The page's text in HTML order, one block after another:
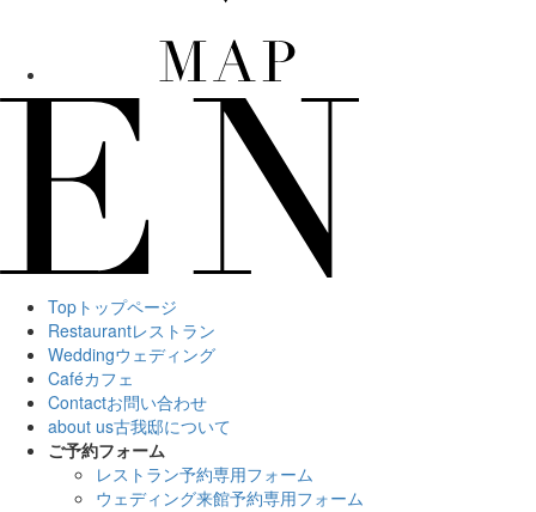
Top トップページ
Restaurantレストラン
Weddingウェディング
Caféカフェ
Contactお問い合わせ
about us古我邸について
ご予約フォーム
レストラン予約専用フォーム
ウェディング来館予約専用フォーム